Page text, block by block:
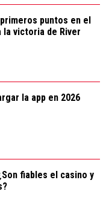
puntos en el
la victoria de River
la app en 2026
fiables el casino y